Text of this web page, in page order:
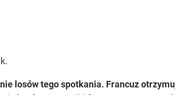
losów tego spotkania. Francuz